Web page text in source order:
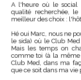
A l'heure où le social
qualité recherchée,
meilleur des choix :
Hé oui Marc, nous ne
le sida) où le Club
Mais les temps on
comme toi (à la
Club Med, dans ma
que ce soit dans ma vie